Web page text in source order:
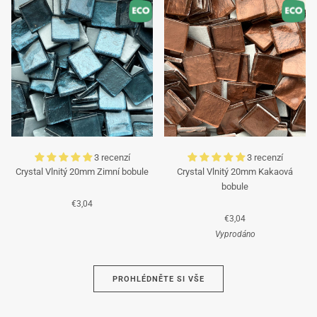
3 recenzí
Crystal Vlnitý 20mm Zimní bobule
€3,04
3 recenzí
Crystal Vlnitý 20mm Kakaová
bobule
€3,04
Vyprodáno
PROHLÉDNĚTE SI VŠE